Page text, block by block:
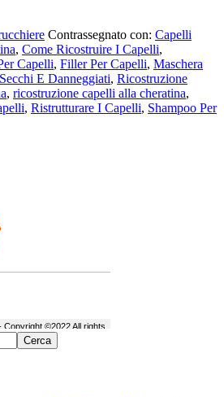
Contrassegnato con: Capelli
, Come Ricostruire I Capelli,
Capelli, Filler Per Capelli, Maschera
E Danneggiati, Ricostruzione
, ricostruzione capelli alla cheratina,
, Ristrutturare I Capelli, Shampoo Per